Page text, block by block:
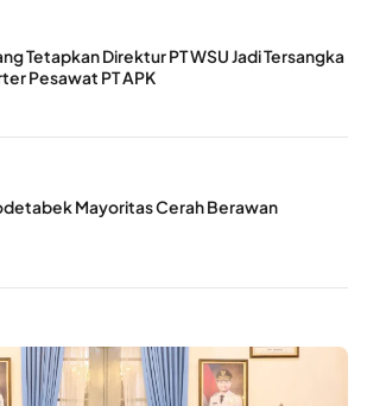
Tetapkan Direktur PT WSU Jadi Tersangka
Pesawat PT APK
Mayoritas Cerah Berawan